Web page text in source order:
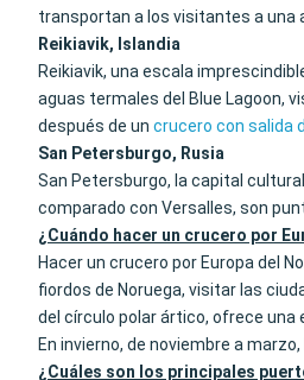
transportan a los visitantes a una
Reikiavik, Islandia
Reikiavik, una escala
aguas termales del Blue Lagoon,
después de un crucero con salida
San Petersburgo, Rusia
San Petersburgo, la capital
comparado con Versalles, son
¿Cuándo hacer un crucero por
Hacer un crucero por Europa del
fiordos de Noruega, visitar las
del círculo polar ártico, ofrece
En invierno, de noviembre a
¿Cuáles son los principales